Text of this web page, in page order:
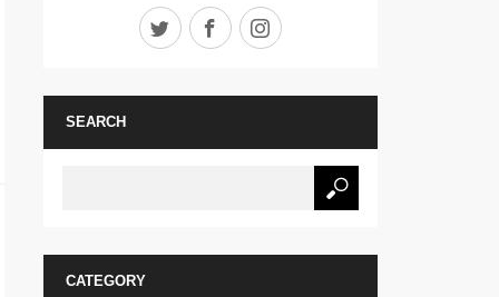
Twitter Facebook
SEARCH
CATEGORY